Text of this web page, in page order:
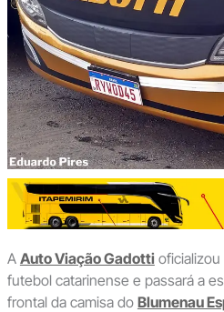
A Auto Viação Gadotti
futebol catarinense e passará a
frontal da camisa do Blumenau